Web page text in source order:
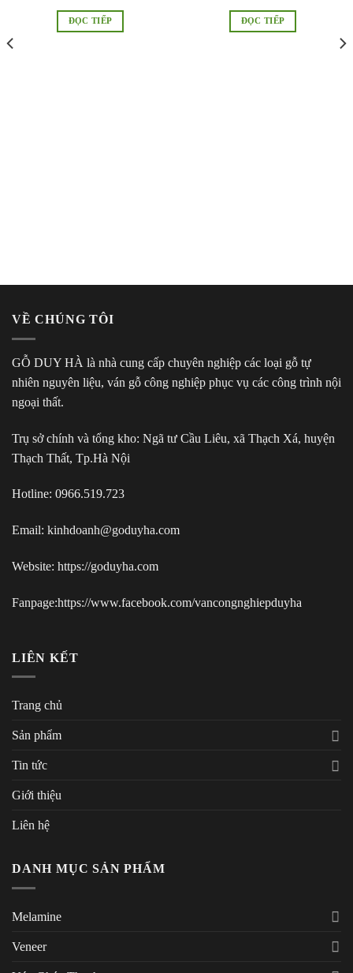
ĐỌC TIẾP ĐỌC TIẾP
VỀ CHÚNG TÔI
GỖ DUY HÀ là nhà cung cấp chuyên nghiệp các loại gỗ tự
nhiên nguyên liệu, ván gỗ công nghiệp phục vụ các công trình nội
ngoại thất.
Trụ sở chính và tổng kho: Ngã tư Cầu Liêu, xã Thạch Xá, huyện
Thạch Thất, Tp.Hà Nội
Hotline: 0966.519.723
Email: kinhdoanh@goduyha.com
Website: https://goduyha.com
Fanpage:https://www.facebook.com/vancongnghiepduyha
LIÊN KẾT
Trang chủ
Sản phẩm
Tin tức
Giới thiệu
Liên hệ
DANH MỤC SẢN PHẨM
Melamine
Veneer